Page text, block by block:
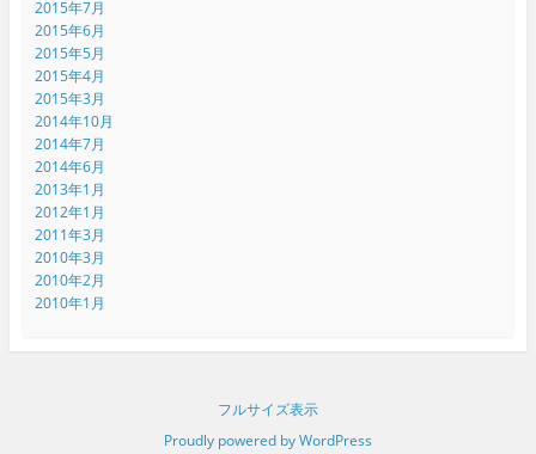
2015年7月
2015年6月
2015年5月
2015年4月
2015年3月
2014年10月
2014年7月
2014年6月
2013年1月
2012年1月
2011年3月
2010年3月
2010年2月
2010年1月
フルサイズ表示
Proudly powered by WordPress